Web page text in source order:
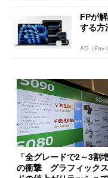
FPが
する方
AD（Fav-
「全グレードで2～3割
の衝撃 グラフィック